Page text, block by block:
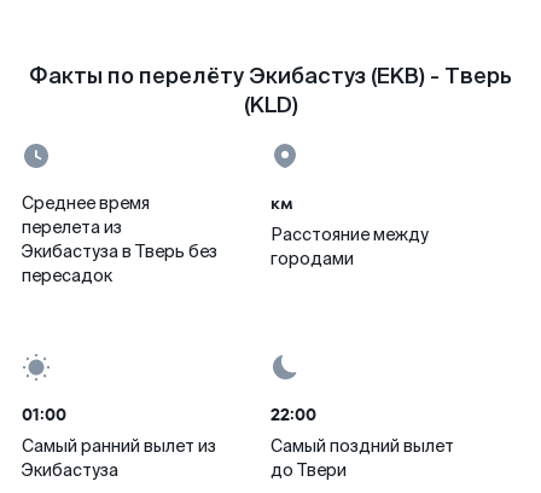
Факты по перелёту Экибастуз (EKB) - Тверь
(KLD)
Среднее время
перелета из
Экибастуза в Тверь без
пересадок
км
Расстояние между
городами
01:00
Самый ранний вылет из
Экибастуза
22:00
Самый поздний вылет
до Твери